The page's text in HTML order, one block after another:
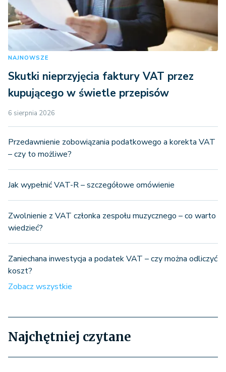
NAJNOWSZE
Skutki nieprzyjęcia faktury VAT przez
kupującego w świetle przepisów
6 sierpnia 2026
Przedawnienie zobowiązania podatkowego a korekta VAT
– czy to możliwe?
Jak wypełnić VAT-R – szczegółowe omówienie
Zwolnienie z VAT członka zespołu muzycznego – co warto
wiedzieć?
Zaniechana inwestycja a podatek VAT – czy można odliczyć
koszt?
Zobacz wszystkie
Najchętniej czytane